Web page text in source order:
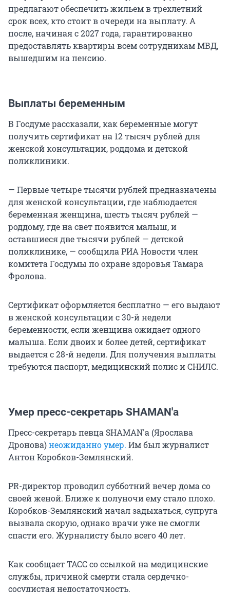
предлагают обеспечить жильем в трехлетний
срок всех, кто стоит в очереди на выплату. А
после, начиная с 2027 года, гарантированно
предоставлять квартиры всем сотрудникам МВД,
вышедшим на пенсию.
Выплаты беременным
В Госдуме рассказали, как беременные могут
получить сертификат на 12 тысяч рублей для
женской консультации, роддома и детской
поликлиники.
— Первые четыре тысячи рублей предназначены
для женской консультации, где наблюдается
беременная женщина, шесть тысяч рублей —
роддому, где на свет появится малыш, и
оставшиеся две тысячи рублей — детской
поликлинике, — сообщила РИА Новости член
комитета Госдумы по охране здоровья Тамара
Фролова.
Сертификат оформляется бесплатно — его выдают
в женской консультации с 30-й недели
беременности, если женщина ожидает одного
малыша. Если двоих и более детей, сертификат
выдается с 28-й недели. Для получения выплаты
требуются паспорт, медицинский полис и СНИЛС.
Умер пресс-секретарь SHAMAN'а
Пресс-секретарь певца SHAMAN'а (Ярослава
Дронова)неожиданно умер. Им был журналист
Антон Коробков-Землянский.
PR-директор проводил субботний вечер дома со
своей женой. Ближе к полуночи ему стало плохо.
Коробков-Землянский начал задыхаться, супруга
вызвала скорую, однако врачи уже не смогли
спасти его. Журналисту было всего 40 лет.
Как сообщает ТАСС со ссылкой на медицинские
службы, причиной смерти стала сердечно-
сосудистая недостаточность.